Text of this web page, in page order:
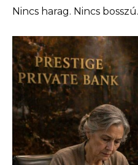
Nincs harag. Nincs bosszú.